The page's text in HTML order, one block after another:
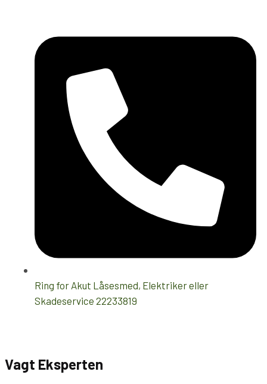
Ring for Akut Låsesmed, Elektriker eller
Skadeservice 22233819
Vagt Eksperten